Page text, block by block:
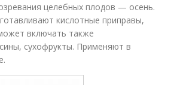
Полезный
компот
Боярышник с
яблоками
Компот из
целебных плодов — осень.
кислотные приправы,
включать также
сухофрукты. Применяют в